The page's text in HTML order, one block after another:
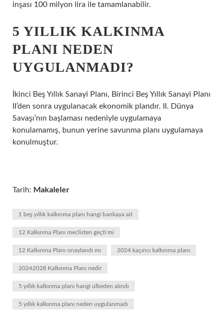
inşası 100 milyon lira ile tamamlanabilir.
5 YILLIK KALKINMA
PLANI NEDEN
UYGULANMADI?
İkinci Beş Yıllık Sanayi Planı, Birinci Beş Yıllık Sanayi Planı
II’den sonra uygulanacak ekonomik plandır. II. Dünya
Savaşı’nın başlaması nedeniyle uygulamaya
konulamamış, bunun yerine savunma planı uygulamaya
konulmuştur.
Tarih: Makaleler
1 beş yıllık kalkınma planı hangi bankaya ait
12 Kalkınma Planı meclisten geçti mi
12 Kalkınma Planı onaylandı mı 2024 kaçıncı kalkınma planı
20242028 Kalkınma Planı nedir
5 yıllık kalkınma planı hangi ülkeden alındı
5 yıllık kalkınma planı neden uygulanmadı